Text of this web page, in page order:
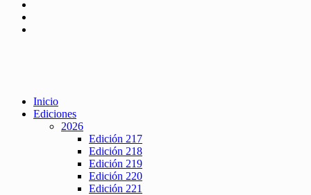
Inicio
Ediciones
2026
Edición 217
Edición 218
Edición 219
Edición 220
Edición 221